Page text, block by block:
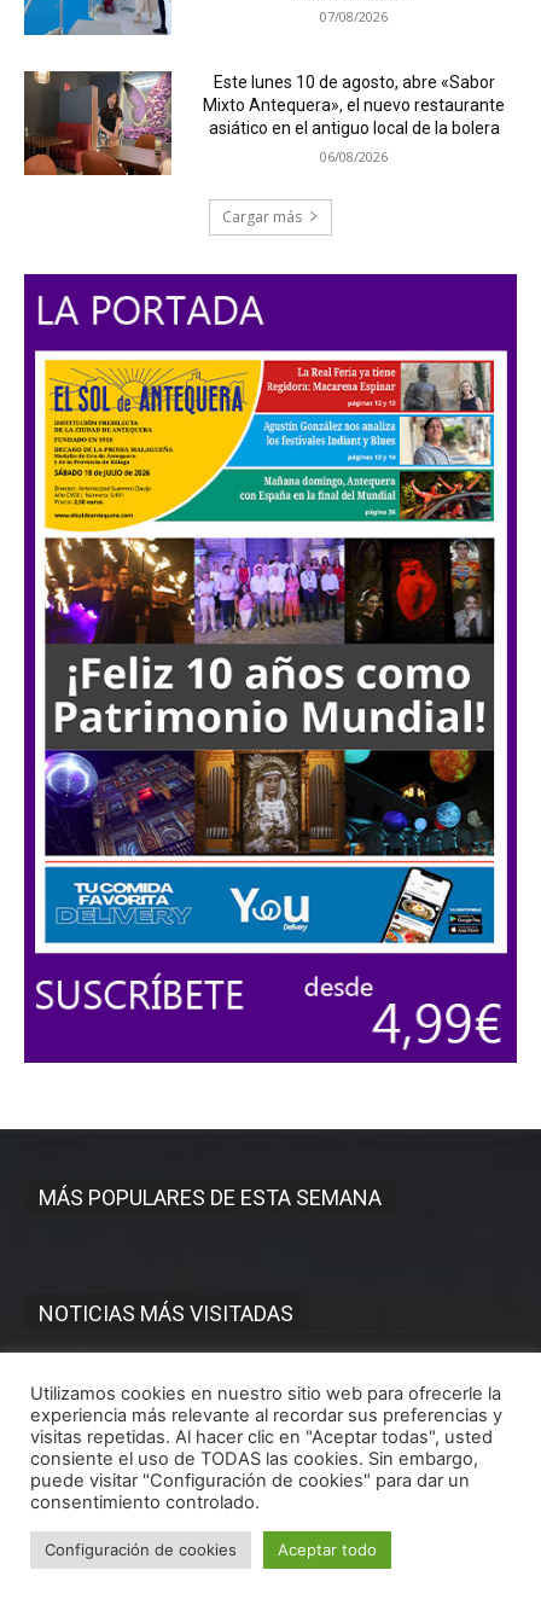
07/08/2026
Este lunes 10 de agosto, abre «Sabor
Mixto Antequera», el nuevo restaurante
asiático en el antiguo local de la bolera
06/08/2026
Cargar más
MÁS POPULARES DE ESTA SEMANA
NOTICIAS MÁS VISITADAS
para hacer unas obras y el Alcalde teme
que olviden construir uno nuevo en
Antequera
28/05/2025
Los horarios e itinerarios de la Semana
Santa de Antequera de 2025
19/04/2025
Utilizamos cookies en nuestro sitio web para ofrecerle la
experiencia más relevante al recordar sus preferencias y
visitas repetidas. Al hacer clic en "Aceptar todas", usted
consiente el uso de TODAS las cookies. Sin embargo,
puede visitar "Configuración de cookies" para dar un
consentimiento controlado.
Configuración de cookies Aceptar todo